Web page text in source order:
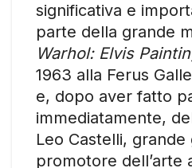
significativa e
parte della grande
Warhol: Elvis
1963 alla Ferus
e, dopo aver fatto
immediatamente,
Leo Castelli, grande
promotore dell’arte